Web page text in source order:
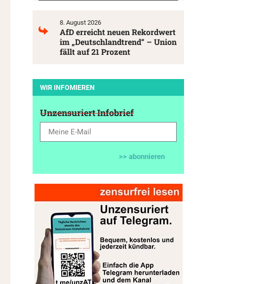
8. August 2026
AfD erreicht neuen Rekordwert
im „Deutschlandtrend“ – Union
fällt auf 21 Prozent
WIR INFOMIEREN
Unzensuriert Infobrief
>> abonnieren